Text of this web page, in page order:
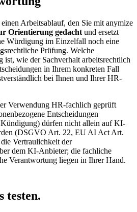
Arbeitsablauf, den Sie mit anymize
Orientierung gedacht und ersetzt
Würdigung im Einzelfall noch eine
Prüfung. Welche
ist, wie der Sachverhalt arbeitsrechtlich
in Ihrem konkreten Fall
bei Ihnen und Ihrer HR-
Verwendung HR-fachlich geprüft
Entscheidungen
dürfen nicht allein auf KI-
(DSGVO Art. 22, EU AI Act Art.
Vertraulichkeit der
dem KI-Anbieter; die fachliche
Verantwortung liegen in Ihrer Hand.
testen.